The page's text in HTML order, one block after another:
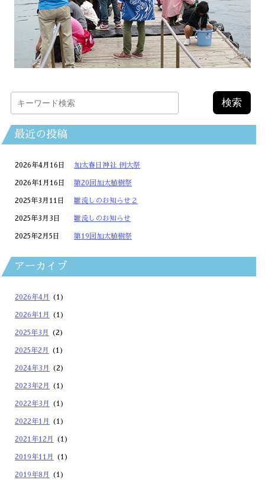
最近の投稿
加太春日神社 例大祭
2026年4月16日
第20回加太植樹祭
2026年1月16日
雛流しのお知らせ２
2025年3月11日
雛流しのお知らせ
2025年3月3日
第19回加太植樹祭
2025年2月5日
アーカイブ
2026年4月 (1)
2026年1月 (1)
2025年3月 (2)
2025年2月 (1)
2024年3月 (2)
2023年2月 (1)
2022年3月 (1)
2022年1月 (1)
2021年12月 (1)
2019年11月 (1)
2019年8月 (1)